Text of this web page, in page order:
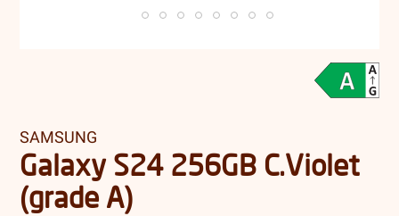
SAMSUNG
Galaxy S24 256GB C.Violet
(grade A)